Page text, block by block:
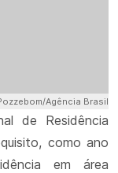
Agência Brasil
de Residência
como ano
em área